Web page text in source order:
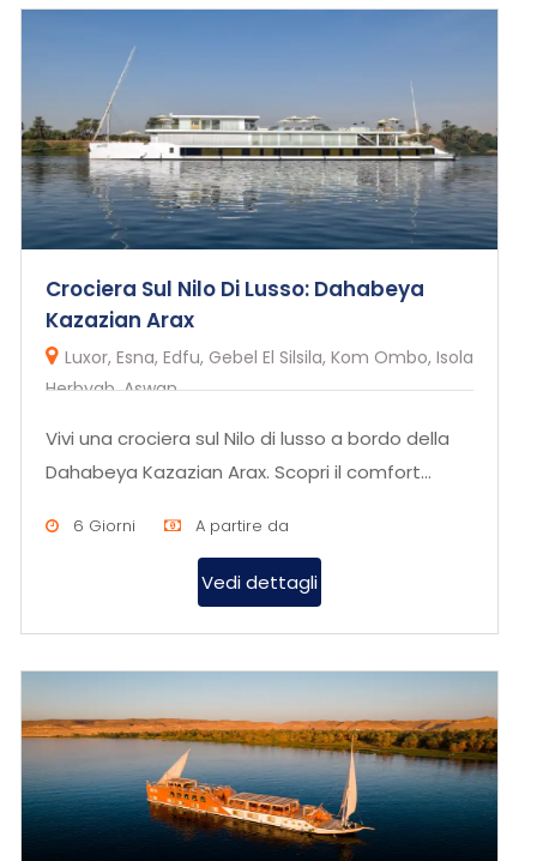
Crociera Sul Nilo Di Lusso: Dahabeya
Kazazian Arax
Luxor, Esna, Edfu, Gebel El Silsila, Kom Ombo, Isola
Herbyab, Aswan
Vivi una crociera sul Nilo di lusso a bordo della
Dahabeya Kazazian Arax. Scopri il comfort
6 Giorni A partire da
Vedi dettagli